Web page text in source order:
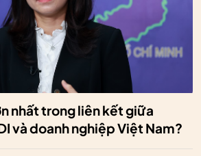
nhất trong liên kết giữa
và doanh nghiệp Việt Nam?